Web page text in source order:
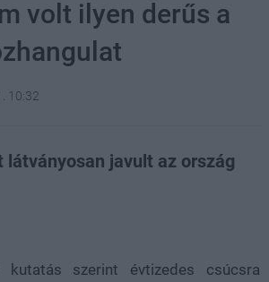
volt ilyen derűs a
10:32
látványosan javult az ország
kutatás szerint évtizedes csúcsra